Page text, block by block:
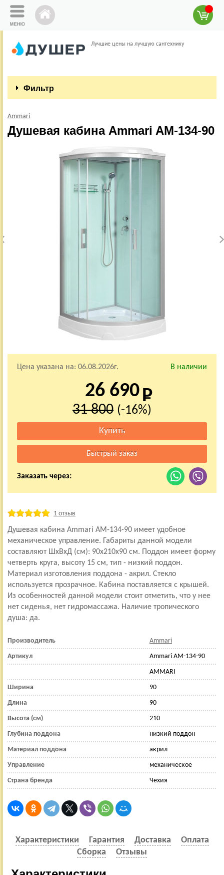
Лучшие цены на лучшую сантехнику
Фильтр
Ammari
Душевая кабина Ammari AM-134-90
Цена указана на: 06.08.2026г. В наличии
26 690
31 800 (-16%)
Заказать через:
1 отзыв
Душевая кабина Ammari AM-134-90 имеет удобное
механическое управление. Габариты данной модели
составляют ШхВхД (см): 90x210x90 см. Поддон имеет форму
четверть круга, высоту 15 см, тип - низкий поддон.
Материал изготовления поддона - акрил. Стекло
используется прозрачное. Кабина поставляется с крышей.
Из особенностей данной модели стоит отметить, что у нее
нет сиденья, нет гидромассажа. Наличие тропического
душа: да.
Производитель Ammari
Артикул Ammari AM-134-90
AMMARI
Ширина 90
Длина 90
Высота (см) 210
Глубина поддона низкий поддон
Материал поддона акрил
Управление механическое
Страна бренда Чехия
Характеристики Гарантия Доставка
Оплата
Сборка
Отзывы